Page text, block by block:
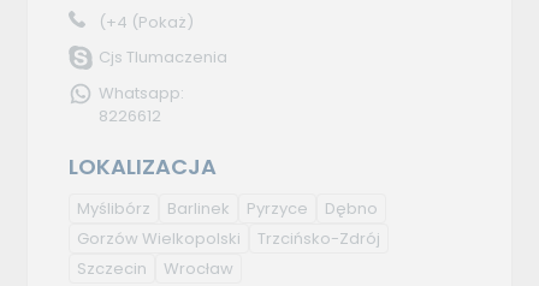
(+4 (Pokaż)
Cjs Tlumaczenia
Whatsapp:
8226612
LOKALIZACJA
Myślibórz Barlinek Pyrzyce
Dębno
Gorzów Wielkopolski
Trzcińsko-Zdrój
Szczecin
Wrocław